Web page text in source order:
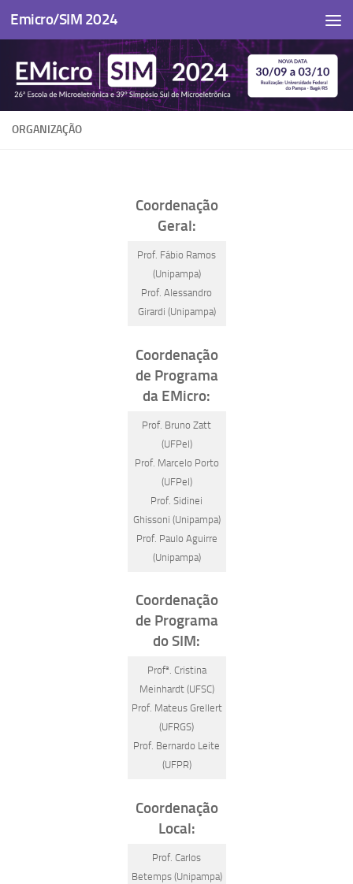
Skip to content
Emicro/SIM 2024
ORGANIZAÇÃO
Coordenação
Geral:
Prof. Fábio Ramos
(Unipampa)
Prof. Alessandro
Girardi (Unipampa)
Coordenação
de Programa
da EMicro:
Prof. Bruno Zatt
(UFPel)
Prof. Marcelo Porto
(UFPel)
Prof. Sidinei
Ghissoni (Unipampa)
Prof. Paulo Aguirre
(Unipampa)
Coordenação
de Programa
do SIM:
Profª. Cristina
Meinhardt (UFSC)
Prof. Mateus Grellert
(UFRGS)
Prof. Bernardo Leite
(UFPR)
Coordenação
Local:
Prof. Carlos
Betemps (Unipampa)